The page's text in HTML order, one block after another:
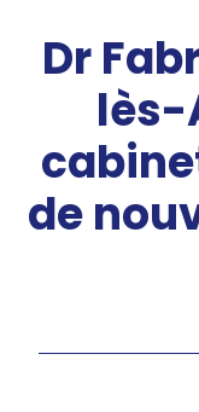
Dr
lès-
de